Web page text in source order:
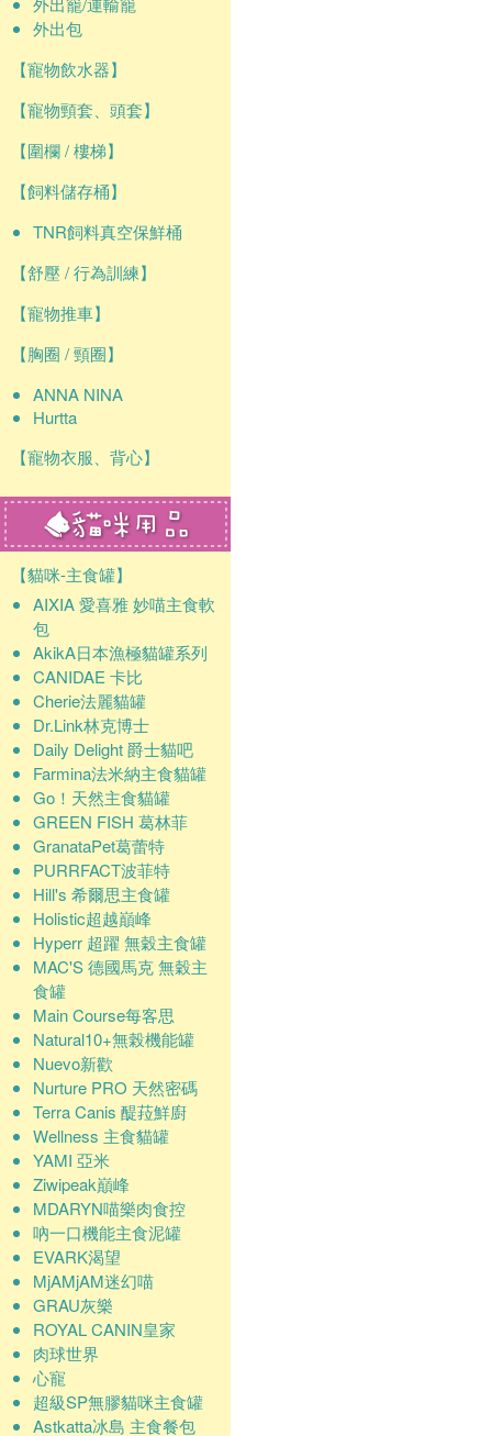
外出包
【寵物飲水器】
【寵物頸套、頭套】
【圍欄 / 樓梯】
【飼料儲存桶】
TNR飼料真空保鮮桶
【舒壓 / 行為訓練】
【寵物推車】
【胸圈 / 頸圈】
ANNA NINA
Hurtta
【寵物衣服、背心】
【貓咪-主食罐】
AIXIA 愛喜雅 妙喵主食軟
包
AkikA日本漁極貓罐系列
CANIDAE 卡比
Cherie法麗貓罐
Dr.Link林克博士
Daily Delight 爵士貓吧
Farmina法米納主食貓罐
Go！天然主食貓罐
GREEN FISH 葛林菲
GranataPet葛蕾特
PURRFACT波菲特
Hill's 希爾思主食罐
Holistic超越巔峰
Hyperr 超躍 無穀主食罐
MAC'S 德國馬克 無穀主
食罐
Main Course每客思
Natural10+無榖機能罐
Nuevo新歡
Nurture PRO 天然密碼
Terra Canis 醍菈鮮廚
Wellness 主食貓罐
YAMI 亞米
Ziwipeak巔峰
MDARYN喵樂肉食控
吶一口機能主食泥罐
EVARK渴望
MjAMjAM迷幻喵
GRAU灰樂
ROYAL CANIN皇家
肉球世界
心寵
超級SP無膠貓咪主食罐
Astkatta冰島 主食餐包